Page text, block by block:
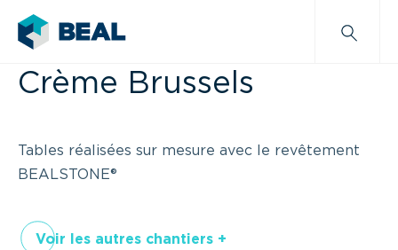
Crème Brussels
Tables réalisées sur mesure avec le revêtement
BEALSTONE®
Voir les autres chantiers +